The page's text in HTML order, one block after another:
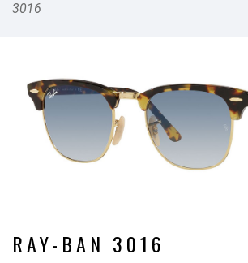
3016
RAY-BAN 3016